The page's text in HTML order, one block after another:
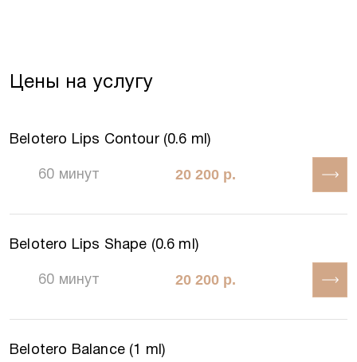
Цены на услугу
Belotero Lips Contour (0.6 ml)
60 минут 20 200 р.
Belotero Lips Shape (0.6 ml)
60 минут 20 200 р.
Belotero Balance (1 ml)